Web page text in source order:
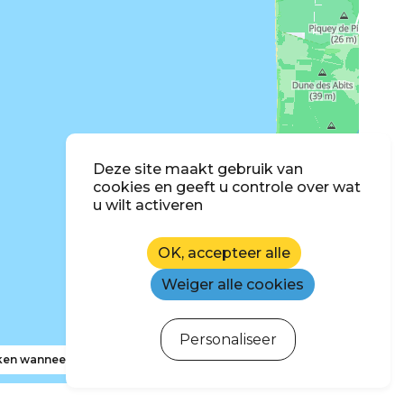
wanneer ik de kaart verplaats
Deze site maakt gebruik van
cookies en geeft u controle over wat
u wilt activeren
OK, accepteer alle
Weiger alle cookies
Personaliseer